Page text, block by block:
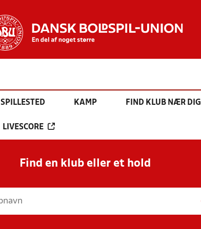
SPILLESTED KAMP FIND KLUB NÆR DIG
LIVESCORE
Find en klub eller et hold